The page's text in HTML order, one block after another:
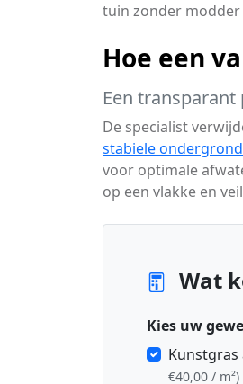
tuin zonder
Hoe een
Een
De specialist
stabiele ondergrond
voor optimale
op een vlakke en
Wat
Kies uw
Kunstgras
€40,00 / m²)